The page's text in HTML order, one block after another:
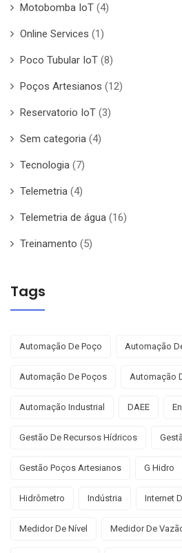
Motobomba IoT (4)
Online Services (1)
Poco Tubular IoT (8)
Poços Artesianos (12)
Reservatorio IoT (3)
Sem categoria (4)
Tecnologia (7)
Telemetria (4)
Telemetria de água (16)
Treinamento (5)
Tags
Automação De Poço Automação
Automação De Poços Automação
Automação Industrial DAEE
Gestão De Recursos Hídricos
Gestão Poços Artesianos G Hidro
Hidrômetro Indústria Internet
Medidor De Nível Medidor De